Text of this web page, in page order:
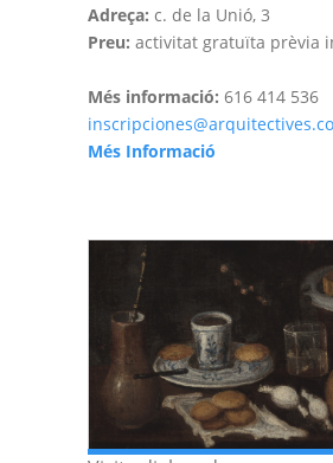
Adreça: c. de la Unió, 3
Preu: activitat gratuïta prèvia
Més informació: 616 414 536
Més Informació